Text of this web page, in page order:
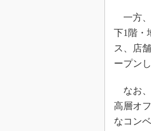
一方、
下1階・
ス、店
ープンし
なお、
高層オ
なコン